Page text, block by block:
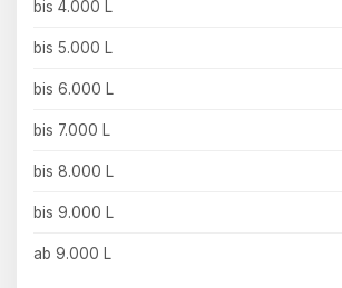
bis 4.000 L
bis 5.000 L
bis 6.000 L
bis 7.000 L
bis 8.000 L
bis 9.000 L
ab 9.000 L